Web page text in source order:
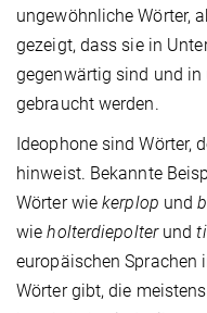
ungewöhnliche Wörter,
gezeigt, dass sie in
gegenwärtig sind und in
gebraucht werden.
Ideophone sind Wörter,
hinweist. Bekannte
Wörter wiekerplop und
wieholterdiepolterund
europäischen Sprachen
Wörter gibt, die